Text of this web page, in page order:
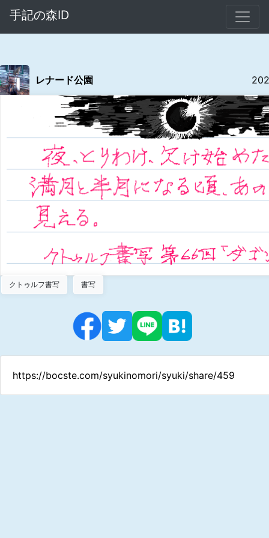
手記の森ID
レナード公園
クトゥルフ書写 書写
https://bocste.com/syukinomori/syuki/share/459